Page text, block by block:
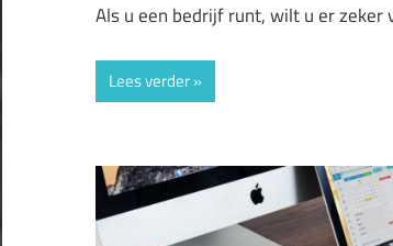
Als u een bedrijf runt, wilt u er
Lees verder